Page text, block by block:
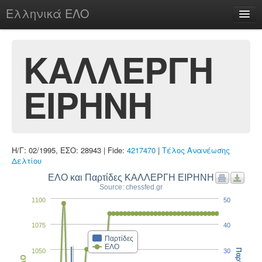
Ελληνικά ΕΛΟ
chesstu.be @ discord
Login
ΚΑΛΛΕΡΓΗ
ΕΙΡΗΝΗ
Η/Γ: 02/1995, ΕΣΟ: 28943 | Fide: 4217470 | Τέλος Ανανέωσης
Δελτίου
ΕΛΟ και Παρτίδες ΚΑΛΛΕΡΓΗ ΕΙΡΗΝΗ
Source: chessfed.gr
Παρτίδες
ΕΛΟ
1050
1075
1100
30
40
50